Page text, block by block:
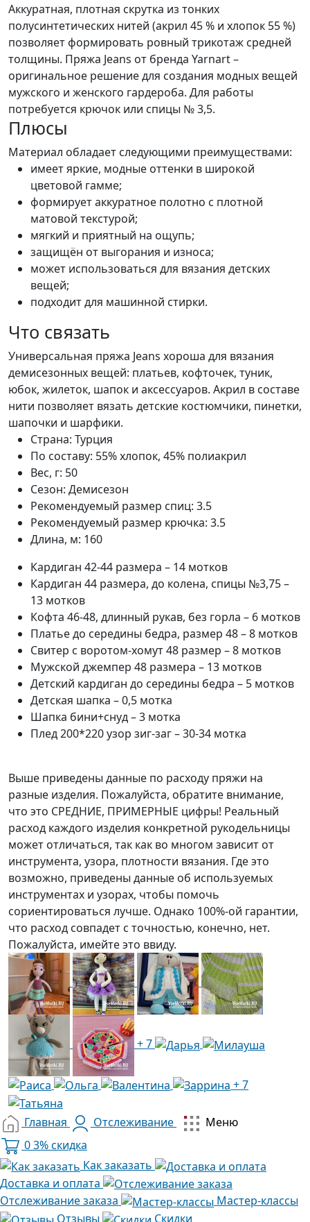
Аккуратная, плотная скрутка из тонких
полусинтетических нитей (акрил 45 % и хлопок 55 %)
позволяет формировать ровный трикотаж средней
толщины. Пряжа Jeans от бренда Yarnart –
оригинальное решение для создания модных вещей
мужского и женского гардероба. Для работы
потребуется крючок или спицы № 3,5.
Плюсы
Материал обладает следующими преимуществами:
имеет яркие, модные оттенки в широкой
цветовой гамме;
формирует аккуратное полотно с плотной
матовой текстурой;
мягкий и приятный на ощупь;
защищён от выгорания и износа;
может использоваться для вязания детских
вещей;
подходит для машинной стирки.
Что связать
Универсальная пряжа Jeans хороша для вязания
демисезонных вещей: платьев, кофточек, туник,
юбок, жилеток, шапок и аксессуаров. Акрил в составе
нити позволяет вязать детские костюмчики, пинетки,
шапочки и шарфики.
Страна: Турция
По составу: 55% хлопок, 45% полиакрил
Вес, г: 50
Сезон: Демисезон
Рекомендуемый размер спиц: 3.5
Рекомендуемый размер крючка: 3.5
Длина, м: 160
Кардиган 42-44 размера – 14 мотков
Кардиган 44 размера, до колена, спицы №3,75 –
13 мотков
Кофта 46-48, длинный рукав, без горла – 6 мотков
Платье до середины бедра, размер 48 – 8 мотков
Свитер с воротом-хомут 48 размер – 8 мотков
Мужской джемпер 48 размера – 13 мотков
Детский кардиган до середины бедра – 5 мотков
Детская шапка – 0,5 мотка
Шапка бини+снуд – 3 мотка
Плед 200*220 узор зиг-заг – 30-34 мотка
Выше приведены данные по расходу пряжи на
разные изделия. Пожалуйста, обратите внимание,
что это СРЕДНИЕ, ПРИМЕРНЫЕ цифры! Реальный
расход каждого изделия конкретной рукодельницы
может отличаться, так как во многом зависит от
инструмента, узора, плотности вязания. Где это
возможно, приведены данные об используемых
инструментах и узорах, чтобы помочь
сориентироваться лучше. Однако 100%-ой гарантии,
что расход совпадет с точностью, конечно, нет.
Пожалуйста, имейте это ввиду.
+ 7
+ 7
Главная Отслеживание
Меню
03% скидка
Как заказать
Доставка и оплата
Отслеживание заказа
Мастер-классы
Отзывы
Скидки